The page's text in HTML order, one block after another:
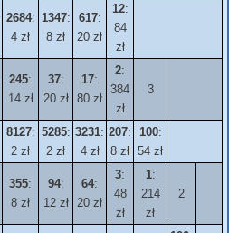
2684:
4 zł
1347:
8 zł
617:
20 zł
12:
84
zł
245:
14 zł
37:
20 zł
17:
80 zł
2:
384
zł
3
8127:
2 zł
5285:
2 zł
3231:
4 zł
207:
8 zł
100:
54 zł
355:
8 zł
94:
12 zł
64:
20 zł
3:
48
zł
1:
214
zł
2